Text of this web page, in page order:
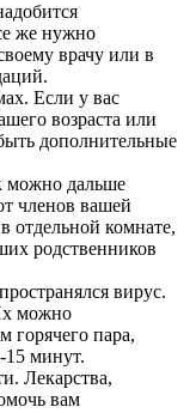
же нужно
врачу или в
Если у вас
возраста или
дополнительные
можно дальше
членов вашей
отдельной комнате,
родственников
вирус.
можно
горячего пара,
15 минут.
Лекарства,
вам